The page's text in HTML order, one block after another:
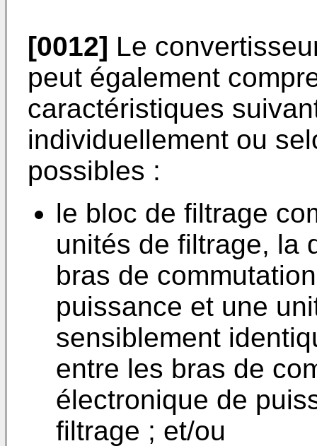
[0012] Le
peut également
caractéristiques
individuellement ou
possibles :
le bloc de filtrage
unités de filtrage, la
bras de
puissance et une
sensiblement
entre les bras de
électronique de
filtrage ; et/ou